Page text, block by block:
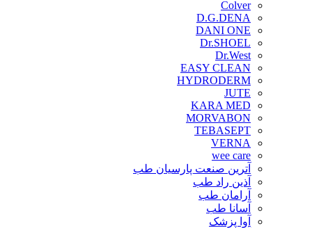
Colver
D.G.DENA
DANI ONE
Dr.SHOEL
Dr.West
EASY CLEAN
HYDRODERM
JUTE
KARA MED
MORVABON
TEBASEPT
VERNA
wee care
آترین صنعت پارسیان طب
آذین راد طب
آرامان طب
آسانا طب
آوا پزشک